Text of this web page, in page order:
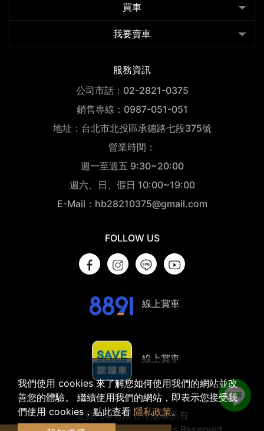
買車
我要賣車
服務資訊
公司市話：02-2821-0375
銷售專線：0987-051-051
地址：台北市北投區承德路七段375號
營業時間：
週一至週五 9:30~20:00
週六、日、假日 10:00~19:00
E-Mail：hb28210375@gmail.com
FOLLOW US
線上賞車
線上賞車
皇賓汽車有限公司版權所有
我們使用 cookies 來了解您如何使用我們的網站並改
善您的體驗。 繼續使用我們的網站，即表示您接受我
們使用 cookies，點此查看隱私政策。